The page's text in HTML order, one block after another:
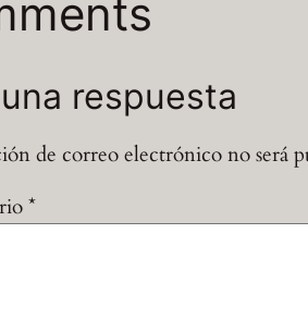
respuesta
de correo electrónico no será
*